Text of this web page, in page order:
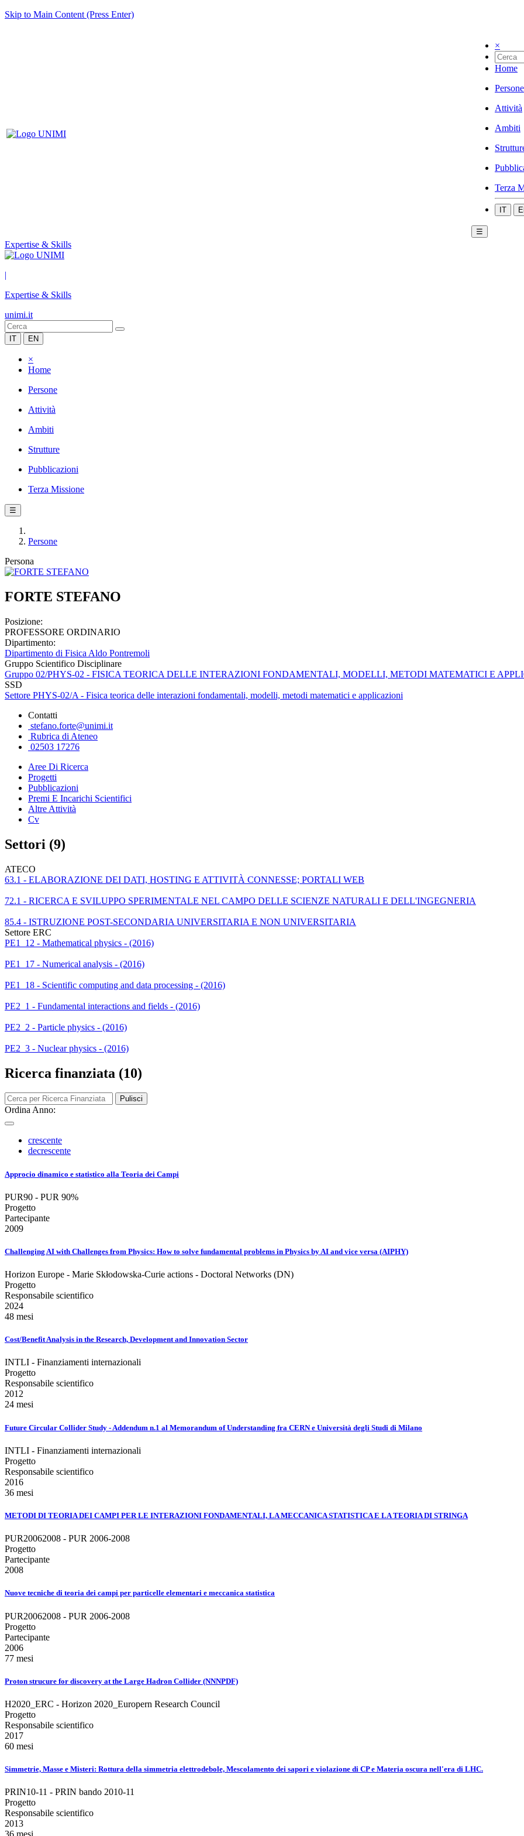
Skip to Main Content (Press Enter)
×
Home
Persone
Attività
Ambiti
Terza
IT
☰
Expertise & Skills
|
Expertise & Skills
unimi.it
IT EN
×
Home
Persone
Attività
Ambiti
Strutture
Pubblicazioni
Terza Missione
☰
Persone
Persona
FORTE STEFANO
Posizione:
PROFESSORE ORDINARIO
Dipartimento:
Dipartimento di Fisica Aldo Pontremoli
Gruppo Scientifico Disciplinare
Gruppo 02/PHYS-02 - FISICA TEORICA DELLE INTERAZIONI FONDAMENTALI, MODELLI, METODI MATEMATICI E
SSD
Settore PHYS-02/A - Fisica teorica delle interazioni fondamentali, modelli, metodi matematici e applicazioni
Contatti
stefano.forte@unimi.it
Rubrica di Ateneo
02503 17276
Aree Di Ricerca
Progetti
Pubblicazioni
Premi E Incarichi Scientifici
Altre Attività
Cv
Settori (9)
ATECO
63.1 - ELABORAZIONE DEI DATI, HOSTING E ATTIVITÀ CONNESSE; PORTALI WEB
72.1 - RICERCA E SVILUPPO SPERIMENTALE NEL CAMPO DELLE SCIENZE NATURALI E DELL'INGEGNERIA
85.4 - ISTRUZIONE POST-SECONDARIA UNIVERSITARIA E NON UNIVERSITARIA
Settore ERC
PE1_12 - Mathematical physics - (2016)
PE1_17 - Numerical analysis - (2016)
PE1_18 - Scientific computing and data processing - (2016)
PE2_1 - Fundamental interactions and fields - (2016)
PE2_2 - Particle physics - (2016)
PE2_3 - Nuclear physics - (2016)
Ricerca finanziata (10)
Pulisci
Ordina Anno:
crescente
decrescente
Approcio dinamico e statistico alla Teoria dei Campi
PUR90 - PUR 90%
Progetto
Partecipante
2009
Challenging AI with Challenges from Physics: How to solve fundamental problems in Physics by AI and vice versa (AIPHY)
Horizon Europe - Marie Skłodowska-Curie actions - Doctoral Networks (DN)
Progetto
Responsabile scientifico
2024
48 mesi
Cost/Benefit Analysis in the Research, Development and Innovation Sector
INTLI - Finanziamenti internazionali
Progetto
Responsabile scientifico
2012
24 mesi
Future Circular Collider Study - Addendum n.1 al Memorandum of Understanding fra CERN e Università degli Studi di Milano
INTLI - Finanziamenti internazionali
Progetto
Responsabile scientifico
2016
36 mesi
METODI DI TEORIA DEI CAMPI PER LE INTERAZIONI FONDAMENTALI, LA MECCANICA STATISTICA E LA TEORIA DI STRINGA
PUR20062008 - PUR 2006-2008
Progetto
Partecipante
2008
Nuove tecniche di teoria dei campi per particelle elementari e meccanica statistica
PUR20062008 - PUR 2006-2008
Progetto
Partecipante
2006
77 mesi
Proton strucure for discovery at the Large Hadron Collider (NNNPDF)
H2020_ERC - Horizon 2020_Europern Research Council
Progetto
Responsabile scientifico
2017
60 mesi
Simmetrie, Masse e Misteri: Rottura della simmetria elettrodebole, Mescolamento dei sapori e violazione di CP e Materia oscura nell'era di LHC.
PRIN10-11 - PRIN bando 2010-11
Progetto
Responsabile scientifico
2013